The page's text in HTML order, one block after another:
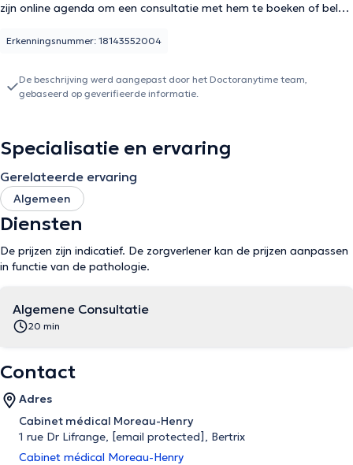
zijn online agenda om een consultatie met hem te boeken of bel
Erkenningsnummer: 18143552004
De beschrijving werd aangepast door het Doctoranytime team,
gebaseerd op geverifieerde informatie.
Specialisatie en ervaring
Gerelateerde ervaring
Algemeen
Diensten
De prijzen zijn indicatief. De zorgverlener kan de prijzen aanpassen
in functie van de pathologie.
Algemene Consultatie
20 min
Contact
Adres
Cabinet médical Moreau-Henry
1 rue Dr Lifrange, [email protected] , Bertrix
Cabinet médical Moreau-Henry